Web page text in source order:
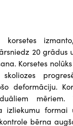
korsetes
20 grādus
Korsetes
skoliozes
deformāciju.
mēriem.
izliekumu formai
bērna